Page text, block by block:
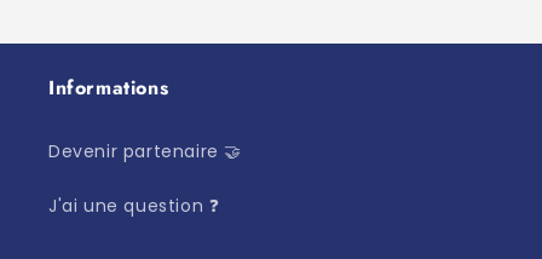
Informations
Devenir partenaire 🤝
J'ai une question ❓